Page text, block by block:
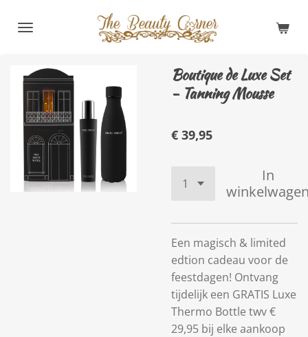
direct
hoofdinhoud
Boutique de Luxe Set
- Tanning Mousse
€ 39,95
In
Een magisch & limited
edtion cadeau voor de
feestdagen! Ontvang
tijdelijk een GRATIS Luxe
Thermo Bottle twv €
29,95 bij elke aankoop